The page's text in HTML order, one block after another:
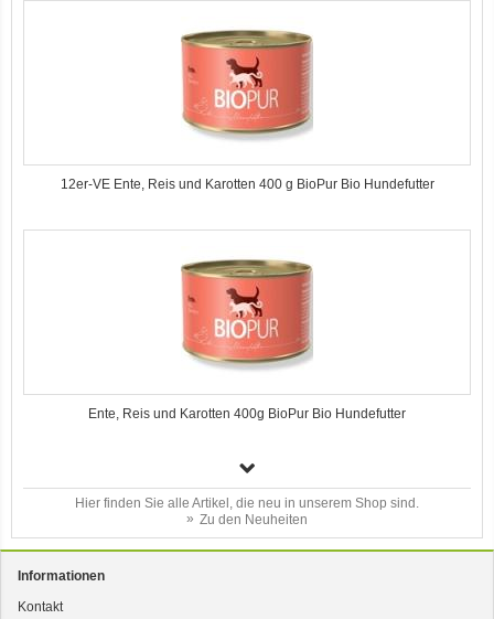
12er-VE Ente, Reis und Karotten 400 g BioPur Bio Hundefutter
Ente, Reis und Karotten 400g BioPur Bio Hundefutter
Hier finden Sie alle Artikel, die neu in unserem Shop sind.
Zu den Neuheiten
Informationen
Kontakt